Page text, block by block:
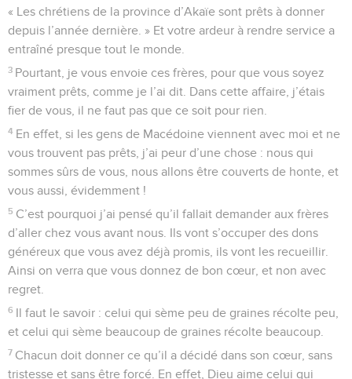
« Les chrétiens de la province d’Akaïe sont prêts à donner
depuis l’année dernière. » Et votre ardeur à rendre service a
entraîné presque tout le monde.
3 Pourtant, je vous envoie ces frères, pour que vous soyez
vraiment prêts, comme je l’ai dit. Dans cette affaire, j’étais
fier de vous, il ne faut pas que ce soit pour rien.
4 En effet, si les gens de Macédoine viennent avec moi et ne
vous trouvent pas prêts, j’ai peur d’une chose : nous qui
sommes sûrs de vous, nous allons être couverts de honte, et
vous aussi, évidemment !
5 C’est pourquoi j’ai pensé qu’il fallait demander aux frères
d’aller chez vous avant nous. Ils vont s’occuper des dons
généreux que vous avez déjà promis, ils vont les recueillir.
Ainsi on verra que vous donnez de bon cœur, et non avec
regret.
6 Il faut le savoir : celui qui sème peu de graines récolte peu,
et celui qui sème beaucoup de graines récolte beaucoup.
7 Chacun doit donner ce qu’il a décidé dans son cœur, sans
tristesse et sans être forcé. En effet, Dieu aime celui qui